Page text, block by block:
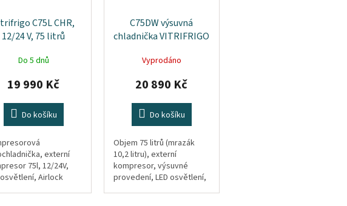
C75L CHR,
12/24 V, 75 litrů
Do 5 dnů
19 990 Kč
Do košíku
externí
75l, 12/24V,
osvětlení, Airlock
C75DW výsuvná
chladnička VITRIFRIGO
Vyprodáno
20 890 Kč
Do košíku
Objem 75 litrů (mrazák
10,2 litru), externí
kompresor, výsuvné
provedení, LED osvětlení,